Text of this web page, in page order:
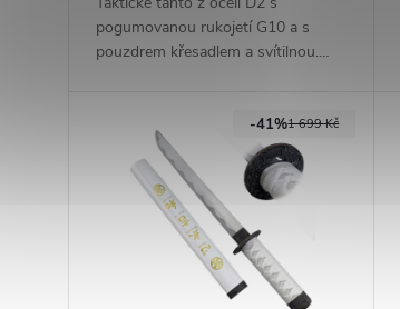
pogumovanou rukojetí G10 a s
pouzdrem křesadlem a svítilnou.
1 699 Kč
-41%